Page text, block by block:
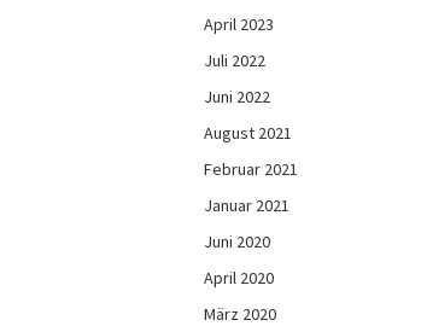
April 2023
Juli 2022
Juni 2022
August 2021
Februar 2021
Januar 2021
Juni 2020
April 2020
März 2020